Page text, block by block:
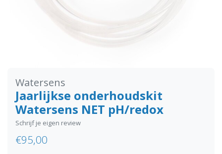
Watersens
Jaarlijkse onderhoudskit
Watersens NET pH/redox
Schrijf je eigen review
€95,00